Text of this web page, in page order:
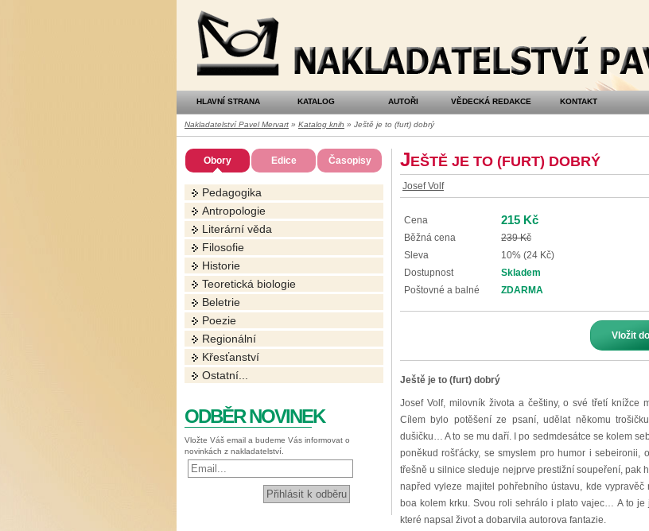
Nakladatelství
Pavel
Mervart
HLAVNÍ STRANA KATALOG AUTOŘI VĚDECKÁ REDAKCE KONTAKT
Nakladatelství Pavel Mervart » Katalog knih » Ještě je to (furt) dobrý
Obory Edice Časopisy
Pedagogika
Antropologie
Literární věda
Filosofie
Historie
Teoretická biologie
Beletrie
Poezie
Regionální
Křesťanství
Ostatní...
ODBĚR NOVINEK
Vložte Váš email a budeme Vás informovat o
novinkách z nakladatelství.
JEŠTĚ JE TO (FURT) DOBRÝ
Josef Volf
Cena 215 Kč
Běžná cena
239 Kč
Sleva
10% (24 Kč)
Dostupnost
Skladem
Poštovné a balné
ZDARMA
Vložit
Ještě je to (furt) dobrý
Josef Volf, milovník života a češtiny, o své třetí knížce
Cílem bylo potěšení ze psaní, udělat někomu
dušičku… A to se mu daří. I po sedmdesátce se kolem
poněkud rošťácky, se smyslem pro humor i
třešně u silnice sleduje nejprve prestižní soupeření, pak
napřed vyleze majitel pohřebního ústavu, kde
boa kolem krku. Svou roli sehrálo i plato vajec… A to
které napsal život a dobarvila autorova fantazie.